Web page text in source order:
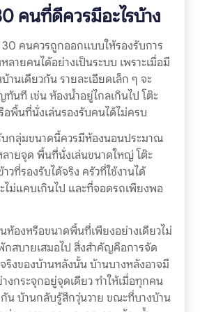
คนที่ดีควรมีอะไรบ้าง
คนควรถูกออกแบบให้รองรับการ
ลายคนได้อย่างเป็นระบบ เพราะเมื่อมี
านเดียวกัน รายละเอียดเล็ก ๆ จะ
ทันที เช่น ห้องน้ำอยู่ไกลเกินไป โต๊ะ
อพื้นที่นั่งเล่นรองรับคนได้ไม่ครบ
บกลุ่มขนาดนี้ควรมีห้องนอนประมาณ
ายจุด พื้นที่นั่งเล่นขนาดใหญ่ โต๊ะ
วที่รองรับได้จริง ครัวที่ใช้งานได้
ไม่แคบเกินไป และที่จอดรถเพียงพอ
ห้องหรือขนาดพื้นที่เพียงอย่างเดียวไม่
กสบายเสมอไป สิ่งสำคัญคือการจัด
ริงของบ้านหลังนั้น บ้านบางหลังอาจมี
งกระจุกอยู่จุดเดียว ทำให้เมื่อทุกคน
น บ้านกลับรู้สึกวุ่นวาย ขณะที่บางบ้าน